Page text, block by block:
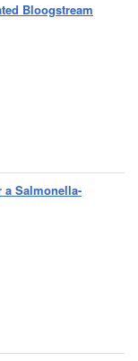
Bloogstream
a Salmonella-